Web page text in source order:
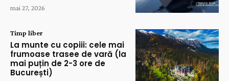
mai 27, 2026
Timp liber
La munte cu copiii: cele mai
frumoase trasee de vară (la
mai puțin de 2-3 ore de
București)